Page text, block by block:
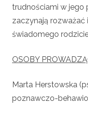
trudnościami w jego
zaczynają
świadomego
OSOBY
Marta Herstowska
poznawczo-